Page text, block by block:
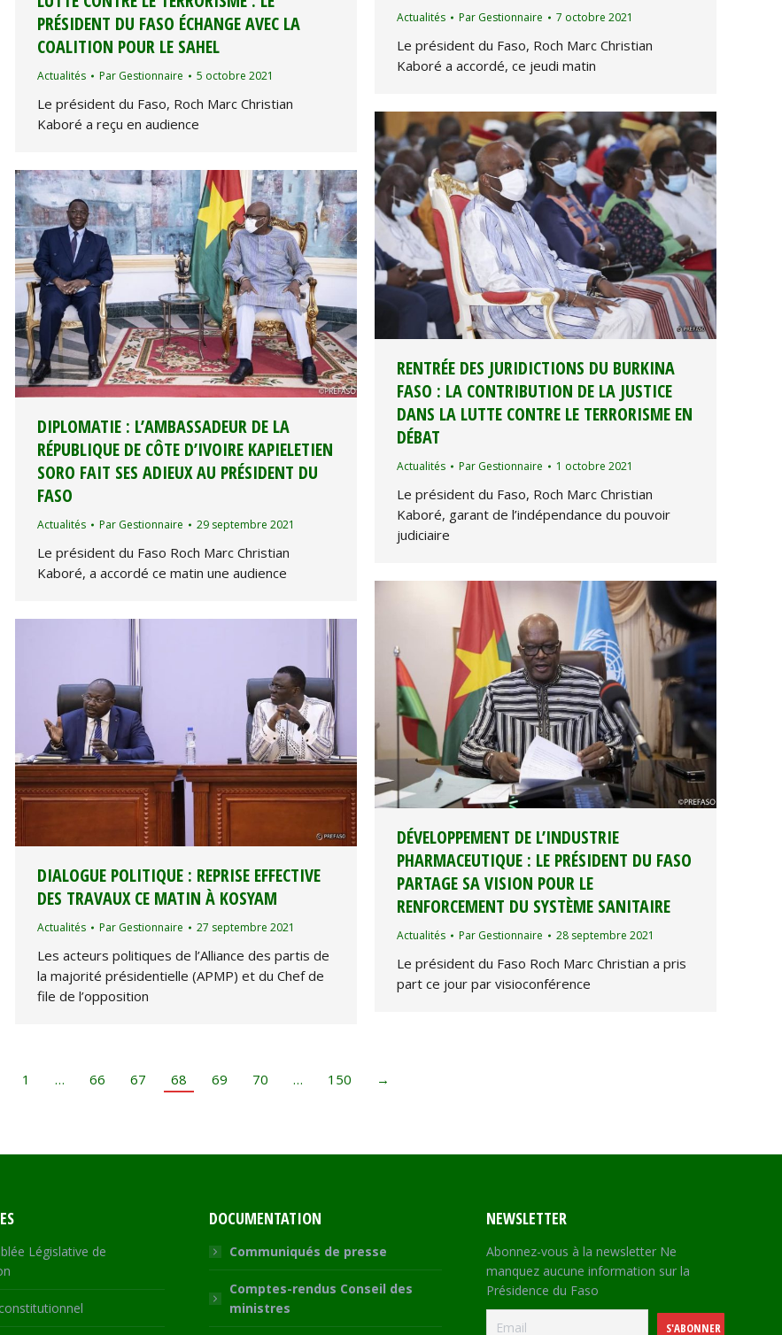
Actualités Par Gestionnaire 7 octobre 2021
Le président du Faso, Roch Marc Christian
Kaboré a accordé, ce jeudi matin
PRÉSIDENT DU FASO ÉCHANGE AVEC LA
COALITION POUR LE SAHEL
Actualités Par Gestionnaire 5 octobre 2021
Le président du Faso, Roch Marc Christian
Kaboré a reçu en audience
RENTRÉE DES JURIDICTIONS DU BURKINA
FASO : LA CONTRIBUTION DE LA JUSTICE
DANS LA LUTTE CONTRE LE TERRORISME EN
DÉBAT
Actualités Par Gestionnaire 1 octobre 2021
Le président du Faso, Roch Marc Christian
Kaboré, garant de l’indépendance du pouvoir
judiciaire
DIPLOMATIE : L’AMBASSADEUR DE LA
RÉPUBLIQUE DE CÔTE D’IVOIRE KAPIELETIEN
SORO FAIT SES ADIEUX AU PRÉSIDENT DU
FASO
Actualités Par Gestionnaire 29 septembre 2021
Le président du Faso Roch Marc Christian
Kaboré, a accordé ce matin une audience
DÉVELOPPEMENT DE L’INDUSTRIE
PHARMACEUTIQUE : LE PRÉSIDENT DU FASO
PARTAGE SA VISION POUR LE
RENFORCEMENT DU SYSTÈME SANITAIRE
Actualités Par Gestionnaire 28 septembre 2021
Le président du Faso Roch Marc Christian a pris
part ce jour par visioconférence
DIALOGUE POLITIQUE : REPRISE EFFECTIVE
DES TRAVAUX CE MATIN À KOSYAM
Actualités Par Gestionnaire 27 septembre 2021
Les acteurs politiques de l’Alliance des partis de
la majorité présidentielle (APMP) et du Chef de
file de l’opposition
1 … 66 67 68 69 70 … 150 →
Législative de
DOCUMENTATION
Communiqués de presse
Comptes-rendus Conseil des
ministres
NEWSLETTER
Abonnez-vous à la newsletter Ne
manquez aucune information sur la
Présidence du Faso